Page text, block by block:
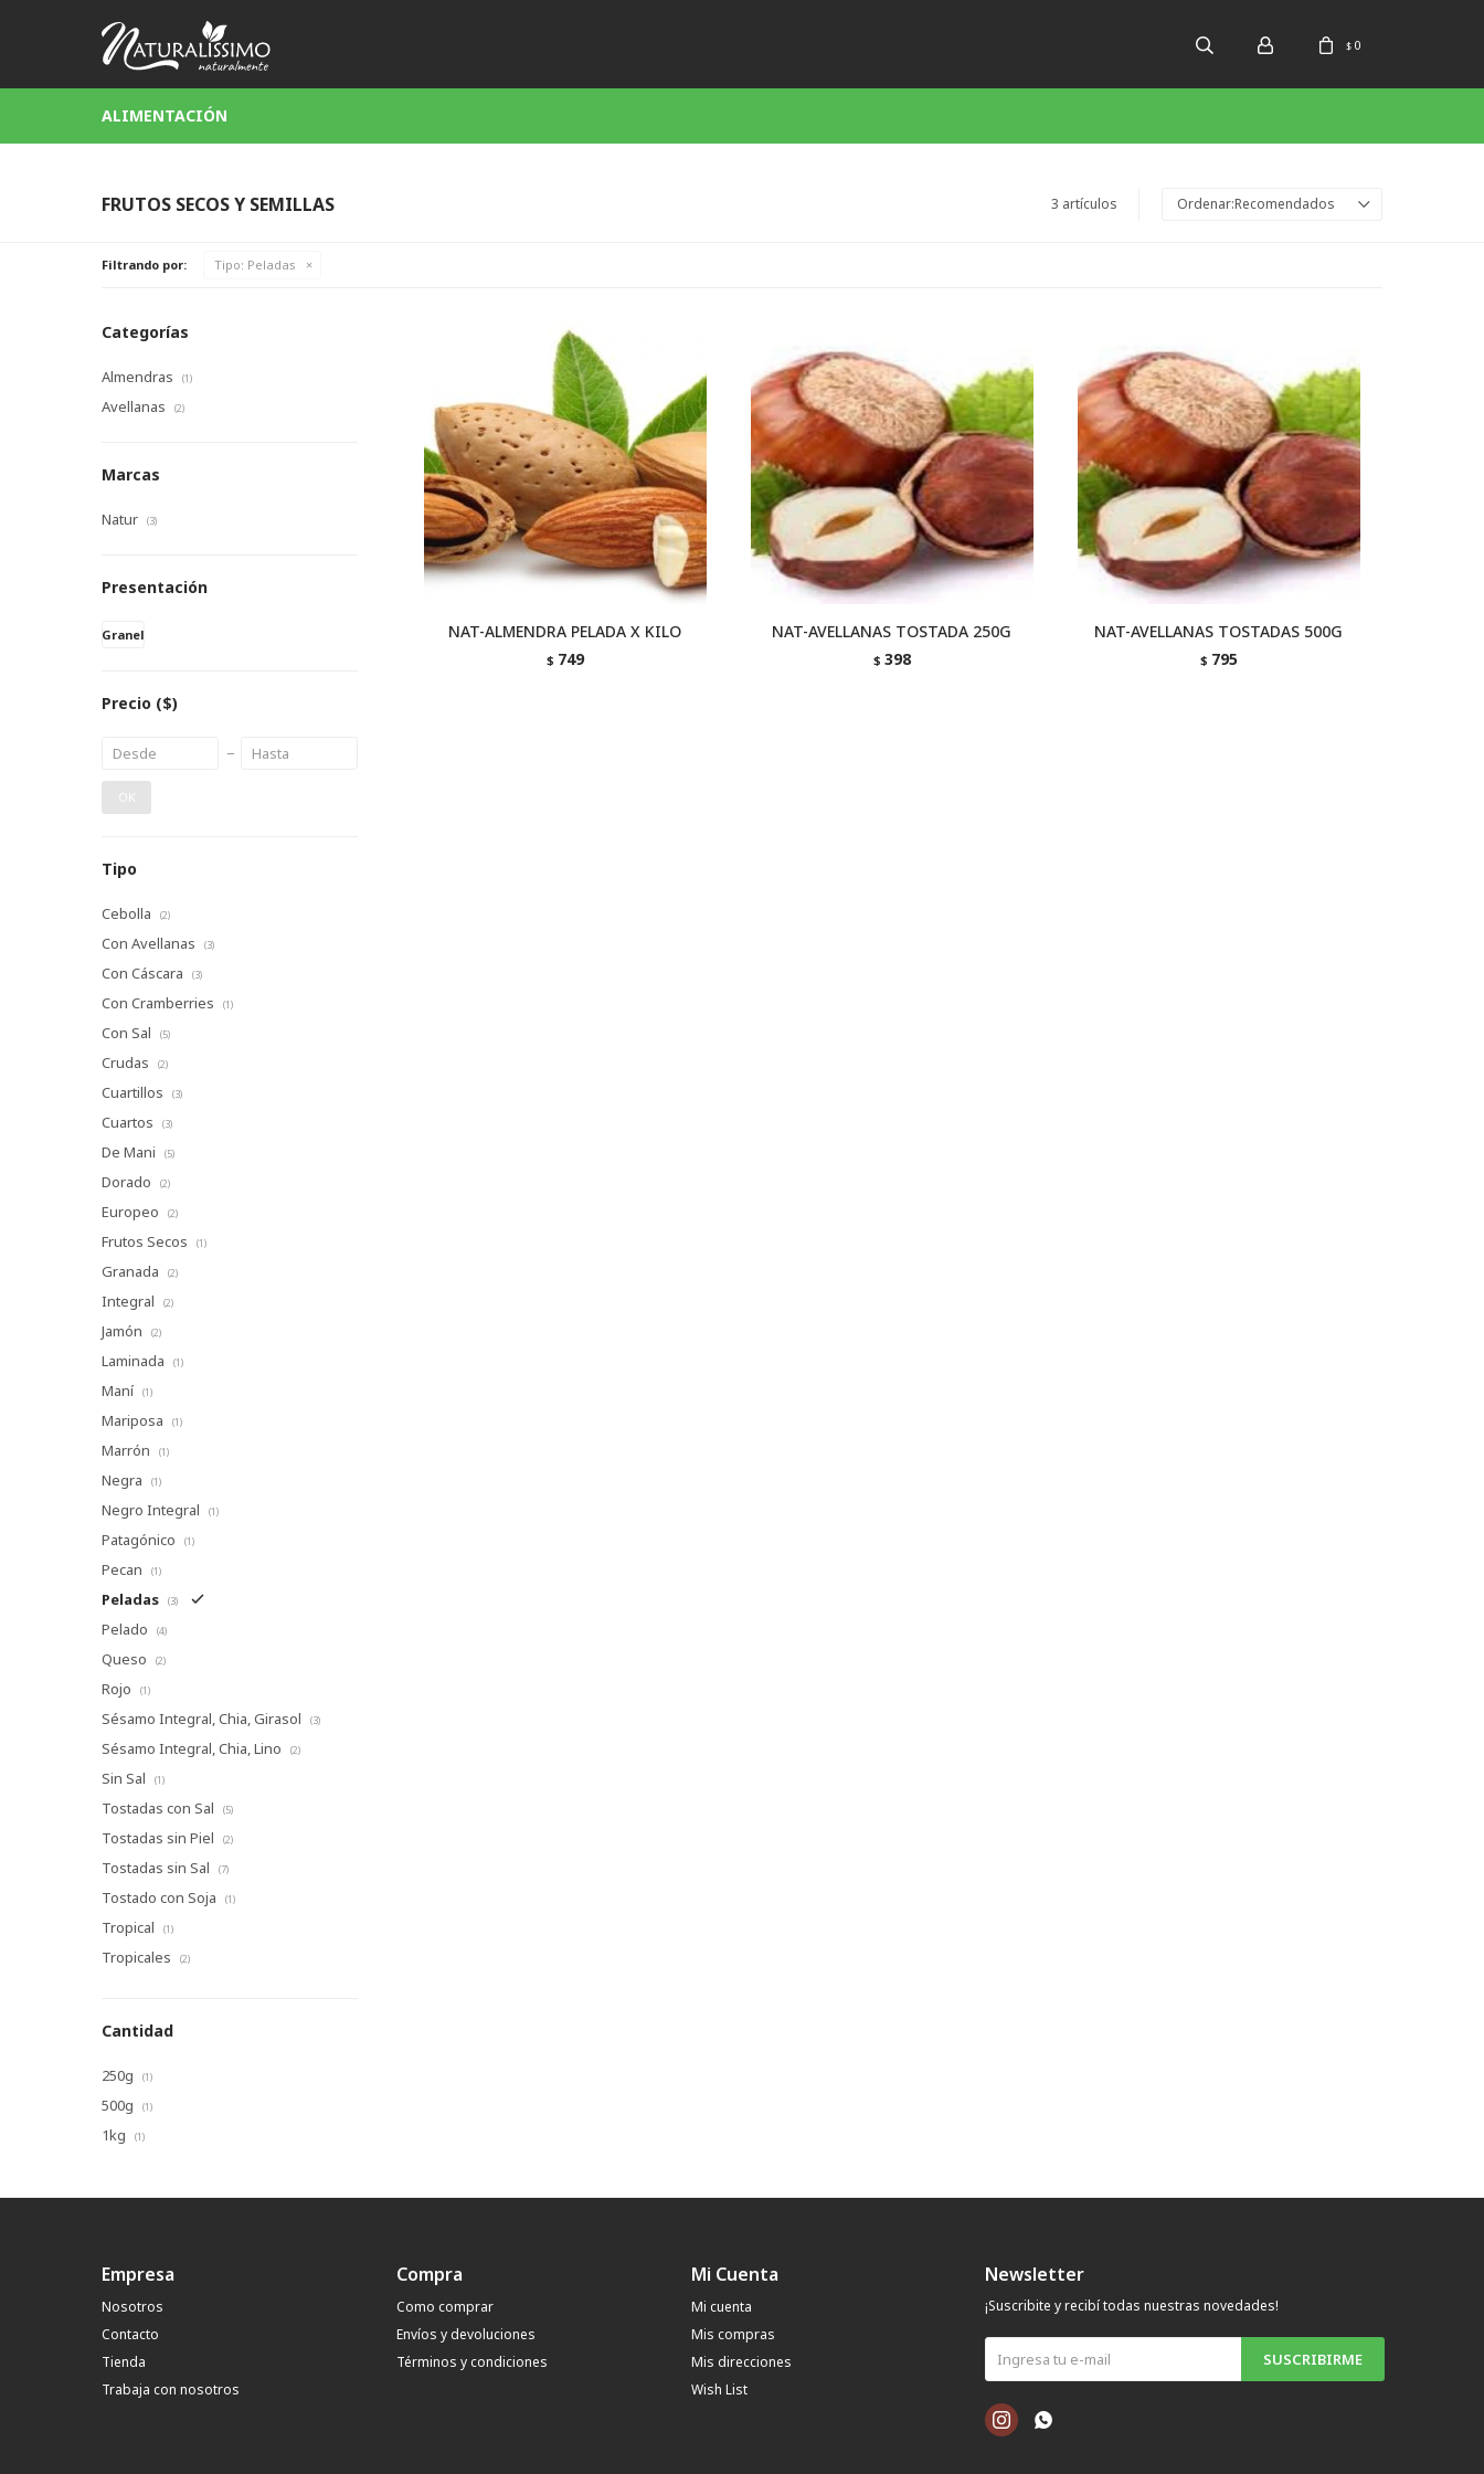
ALIMENTACIÓN
$ 0
FRUTOS SECOS Y SEMILLAS 3 artículos Recomendados
Filtrando por: Tipo: Peladas
NAT-ALMENDRA PELADA X KILO
$ 749
NAT-AVELLANAS TOSTADA 250G
$ 398
NAT-AVELLANAS TOSTADAS 500G
$ 795
Categorías
Almendras (1)
Avellanas (2)
Marcas
Natur (3)
Presentación
Granel
Precio ($)
OK
Tipo
Cebolla (2)
Con Avellanas (3)
Con Cáscara (3)
Con Cramberries (1)
Con Sal (5)
Crudas (2)
Cuartillos (3)
Cuartos (3)
De Mani (5)
Dorado (2)
Europeo (2)
Frutos Secos (1)
Granada (2)
Integral (2)
Jamón (2)
Laminada (1)
Maní (1)
Mariposa (1)
Marrón (1)
Negra (1)
Negro Integral (1)
Patagónico (1)
Pecan (1)
Peladas (3)
Pelado (4)
Queso (2)
Rojo (1)
Sésamo Integral, Chia, Girasol (3)
Sésamo Integral, Chia, Lino (2)
Sin Sal (1)
Tostadas con Sal (5)
Tostadas sin Piel (2)
Tostadas sin Sal (7)
Tostado con Soja (1)
Tropical (1)
Tropicales (2)
Cantidad
250g (1)
500g (1)
1kg (1)
Empresa
Nosotros
Contacto
Tienda
Trabaja con nosotros
Compra
Como comprar
Envíos y devoluciones
Términos y condiciones
Mi Cuenta
Mi cuenta
Mis compras
Mis direcciones
Wish List
Newsletter
¡Suscribite y recibí todas nuestras novedades!
SUSCRIBIRME
 